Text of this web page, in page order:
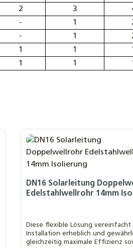
2 3
- 1
- 1
1 1 1
1 1 1
DN16 Solarleitung
Edelstahlwellrohr 14mm
Diese flexible Lösung vereinfacht
Installation erheblich und
gleichzeitig maximale Effizienz